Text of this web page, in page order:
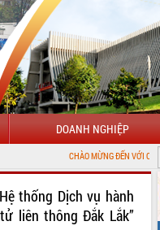
DOANH NGHIỆP
CHÀO MỪNG ĐẾN VỚI CỔNG THÔNG
thống Dịch vụ hành
liên thông Đắk Lắk”